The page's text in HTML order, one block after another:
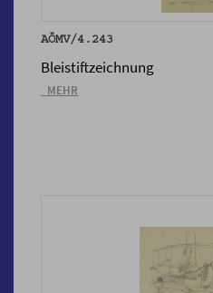
AÖMV/4.243
Bleistiftzeichnung
_MEHR